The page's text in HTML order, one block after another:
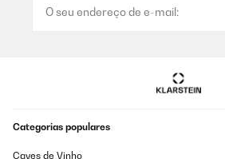
Categorias populares
Caves de Vinho